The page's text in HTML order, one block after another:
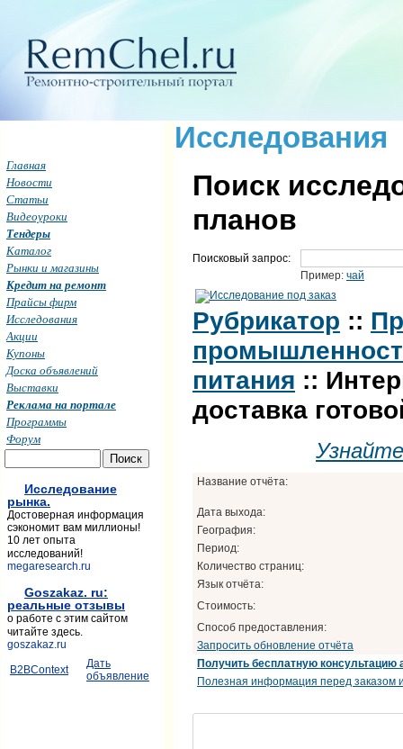
Исследования
Поиск
планов
Поисковый запрос:
Пример: чай
Рубрикатор ::
питания ::
доставка
Название отчёта:
Дата выхода:
География:
Период:
Количество страниц:
Язык отчёта:
Стоимость:
Способ предоставления:
Запросить обновление отчёта
Получить бесплатную консультацию
Полезная информация перед заказом
Главная
Новости
Статьи
Видеоуроки
Тендеры
Каталог
Рынки и магазины
Кредит на ремонт
Прайсы фирм
Исследования
Акции
Купоны
Доска объявлений
Выставки
Реклама на портале
Программы
Форум
Исследование
рынка.
Достоверная информация
сэкономит вам миллионы!
10 лет опыта
исследований!
megaresearch.ru
Goszakaz. ru:
реальные отзывы
о работе с этим сайтом
читайте здесь.
goszakaz.ru
B2BContext
Дать
объявление